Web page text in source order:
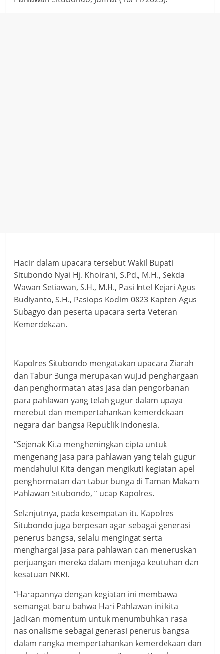
Hadir dalam upacara tersebut Wakil Bupati
Situbondo Nyai Hj. Khoirani, S.Pd., M.H., Sekda
Wawan Setiawan, S.H., M.H., Pasi Intel Kejari Agus
Budiyanto, S.H., Pasiops Kodim 0823 Kapten Agus
Subagyo dan peserta upacara serta Veteran
Kemerdekaan.
Kapolres Situbondo mengatakan upacara Ziarah
dan Tabur Bunga merupakan wujud penghargaan
dan penghormatan atas jasa dan pengorbanan
para pahlawan yang telah gugur dalam upaya
merebut dan mempertahankan kemerdekaan
negara dan bangsa Republik Indonesia.
“Sejenak Kita mengheningkan cipta untuk
mengenang jasa para pahlawan yang telah gugur
mendahului Kita dengan mengikuti kegiatan apel
penghormatan dan tabur bunga di Taman Makam
Pahlawan Situbondo, ” ucap Kapolres.
Selanjutnya, pada kesempatan itu Kapolres
Situbondo juga berpesan agar sebagai generasi
penerus bangsa, selalu mengingat serta
menghargai jasa para pahlawan dan meneruskan
perjuangan mereka dalam menjaga keutuhan dan
kesatuan NKRI.
“Harapannya dengan kegiatan ini membawa
semangat baru bahwa Hari Pahlawan ini kita
jadikan momentum untuk menumbuhkan rasa
nasionalisme sebagai generasi penerus bangsa
dalam rangka mempertahankan kemerdekaan dan